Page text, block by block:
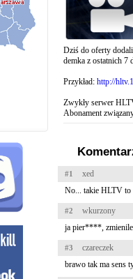
Dziś do oferty
demka z ostatnich 7
Przykład: http://
Zwykły serwer
Abonament
#1
xed
No... takie HLTV to
#2
wkurzony
ja pier****,
#3
czareczek
brawo tak ma sens